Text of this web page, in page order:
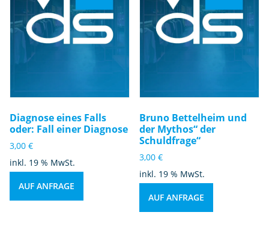
Diagnose eines Falls
oder: Fall einer Diagnose
3,00 €
inkl. 19 % MwSt.
AUF ANFRAGE
Bruno Bettelheim und
der Mythos“ der
Schuldfrage“
3,00€
inkl. 19 % MwSt.
AUF ANFRAGE